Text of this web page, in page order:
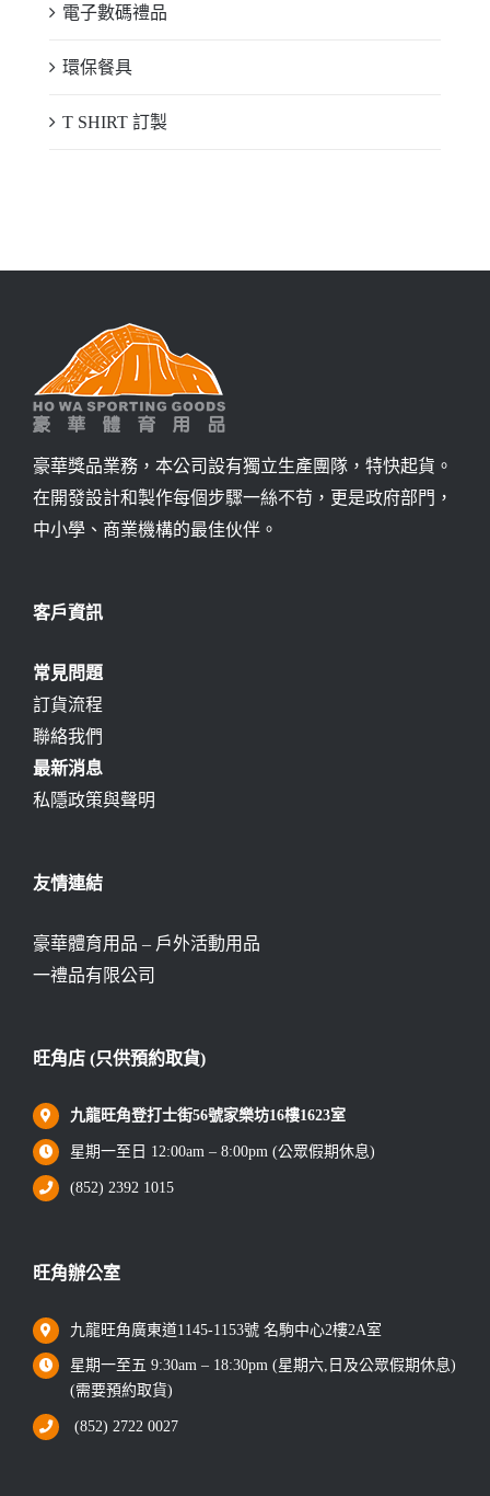
電子數碼禮品
環保餐具
T SHIRT 訂製
豪華獎品業務，本公司設有獨立生產團隊，特快起貨。
在開發設計和製作每個步驟一絲不苟，更是政府部門，
中小學、商業機構的最佳伙伴。
客戶資訊
常見問題
訂貨流程
聯絡我們
最新消息
私隱政策與聲明
友情連結
豪華體育用品 – 戶外活動用品
一禮品有限公司
旺角店 (只供預約取貨)
九龍旺角登打士街56號家樂坊16樓1623室
星期一至日 12:00am – 8:00pm (公眾假期休息)
(852) 2392 1015
旺角辦公室
九龍旺角廣東道1145-1153號 名駒中心2樓2A室
星期一至五 9:30am – 18:30pm (星期六,日及公眾假期休息)
(需要預約取貨)
(852) 2722 0027